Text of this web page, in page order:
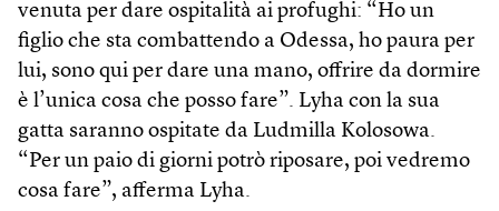
venuta per dare ospitalità ai profughi: “Ho un
figlio che sta combattendo a Odessa, ho paura per
lui, sono qui per dare una mano, offrire da dormire
è l’unica cosa che posso fare”. Lyha con la sua
gatta saranno ospitate da Ludmilla Kolosowa.
“Per un paio di giorni potrò riposare, poi vedremo
cosa fare”, afferma Lyha.